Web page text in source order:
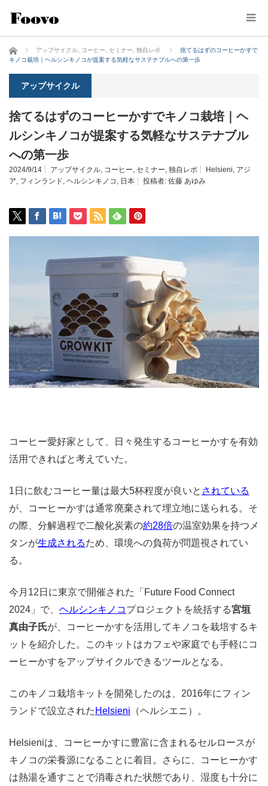
ホーム アップサイクル コーヒー セミナー 独自レポ
捨てるはずのコーヒーかすで
キノコ栽培｜ヘルシンキノコが提案する気軽なサステナブルへの第一歩
アップサイクル
捨てるはずのコーヒーかすでキノコ栽培｜ヘ
ルシンキノコが提案する気軽なサステナブル
への第一歩
2024/9/14 アップサイクル, コーヒー, セミナー, 独自レポ Helsieni, アジ
ア, フィンランド, ヘルシンキノコ , 日本 投稿者: 佐藤 あゆみ
コーヒー愛好家として、日々発生するコーヒーかすを有効
活用できればと考えていた。
1日に飲むコーヒー量は最大5杯程度が良いと されている
が、コーヒーかすは通常廃棄されて埋立地に送られる。そ
の際、分解過程で二酸化炭素の約28倍の温室効果を持つメ
タンが生成されるため、環境への負荷が問題視されてい
る。
今月12日に東京で開催された「Future Food Connect
2024」で、 ヘルシンキノコ プロジェクトを統括する宮垣
真由子氏が、コーヒーかすを活用してキノコを栽培するキ
ットを紹介した。このキットはカフェや家庭でも手軽にコ
ーヒーかすをアップサイクルできるツールとなる。
このキノコ栽培キットを開発したのは、2016年にフィン
ランドで設立された Helsieni （ヘルシエニ）。
Helsieniは、コーヒーかすに豊富に含まれるセルロースが
キノコの栄養源になることに着目。さらに、コーヒーかす
は熱湯を通すことで消毒された状態であり、湿度も十分に